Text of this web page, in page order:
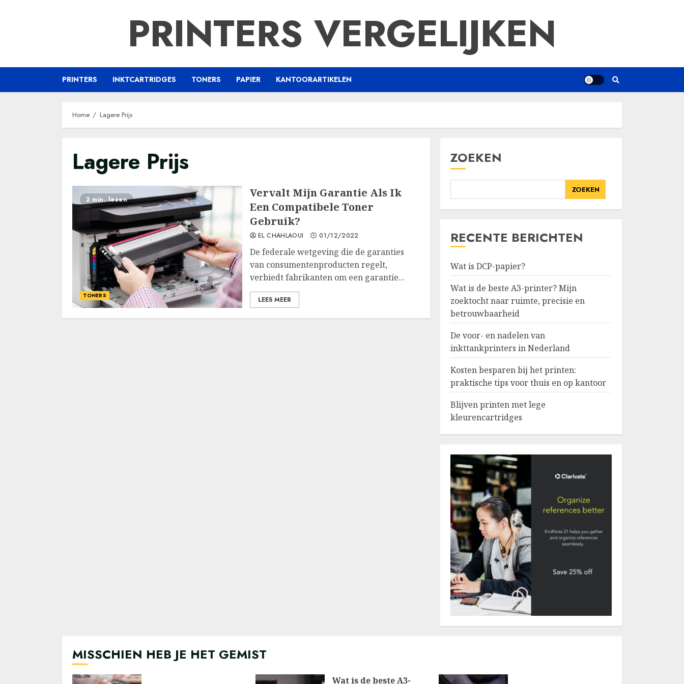
PRINTERS VERGELIJKEN
PRINTERS INKTCARTRIDGES TONERS PAPIER KANTOORARTIKELEN
Home Lagere Prijs
Lagere Prijs
2 min. lezen
TONERS
Vervalt Mijn Garantie Als Ik
Een Compatibele Toner
Gebruik?
EL CHAHLAOUI 01/12/2022
De federale wetgeving die de garanties
van consumentenproducten regelt,
verbiedt fabrikanten om een garantie...
LEES MEER
ZOEKEN
ZOEKEN
RECENTE BERICHTEN
Wat is DCP-papier?
Wat is de beste A3-printer? Mijn
zoektocht naar ruimte, precisie en
betrouwbaarheid
De voor- en nadelen van
inkttankprinters in Nederland
Kosten besparen bij het printen:
praktische tips voor thuis en op kantoor
Blijven printen met lege
kleurencartridges
MISSCHIEN HEB JE HET GEMIST
Wat is de beste A3-